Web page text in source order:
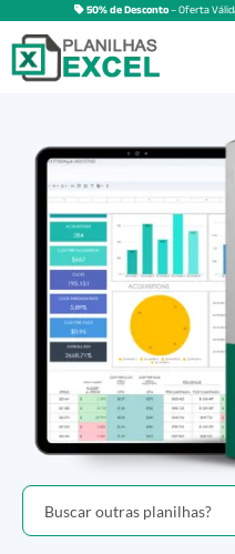
50% de Desconto– Oferta